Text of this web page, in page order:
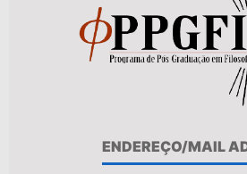
ENDEREÇO/MAIL